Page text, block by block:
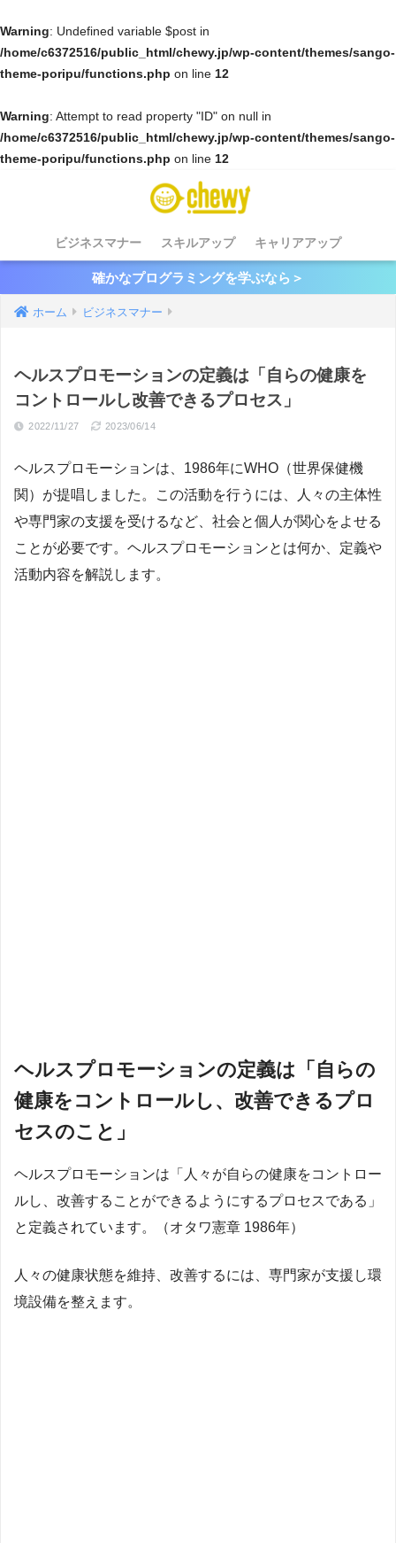
Warning: Undefined variable $post in
/home/c6372516/public_html/chewy.jp/wp-content/themes/sango-
theme-poripu/functions.php on line 12
Warning: Attempt to read property "ID" on null in
/home/c6372516/public_html/chewy.jp/wp-content/themes/sango-
theme-poripu/functions.php on line 12
ビジネスマナー スキルアップ キャリアアップ
確かなプログラミングを学ぶなら＞
ホーム ビジネスマナー
ヘルスプロモーションの定義は「自らの健康を
コントロールし改善できるプロセス」
2022/11/27 2023/06/14
ヘルスプロモーションは、1986年にWHO（世界保健機
関）が提唱しました。この活動を行うには、人々の主体性
や専門家の支援を受けるなど、社会と個人が関心をよせる
ことが必要です。ヘルスプロモーションとは何か、定義や
活動内容を解説します。
ヘルスプロモーションの定義は「自らの
健康をコントロールし、改善できるプロ
セスのこと」
ヘルスプロモーションは「人々が自らの健康をコントロー
ルし、改善することができるようにするプロセスである」
と定義されています。（オタワ憲章 1986年）
人々の健康状態を維持、改善するには、専門家が支援し環
境設備を整えます。